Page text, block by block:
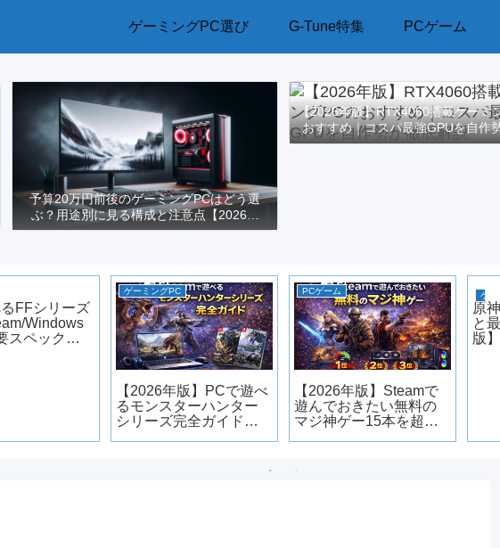
ゲーミングPC選び G-Tune特集 PCゲーム
予算20万円前後のゲーミングPCはどう選
ぶ？用途別に見る構成と注意点【2026年
版】
【2026年版】RTX4060搭載ゲーミ
おすすめ｜コスパ最強GPUを自作
解説
FFシリーズ
Windows
スペック
ゲーミングPC
【2026年版】PCで遊べ
るモンスターハンター
シリーズ完全ガイド｜
PCゲーム
【2026年版】Steamで
遊んでおきたい無料の
マジ神ゲー15本を超厳
ゲー
原
と
版】